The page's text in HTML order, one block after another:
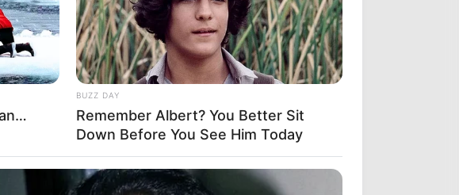
BUZZ DAY
Remember Albert? You Better Sit
Down Before You See Him Today